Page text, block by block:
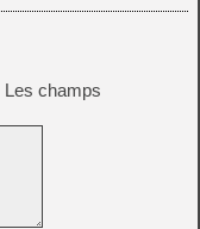
Les champs